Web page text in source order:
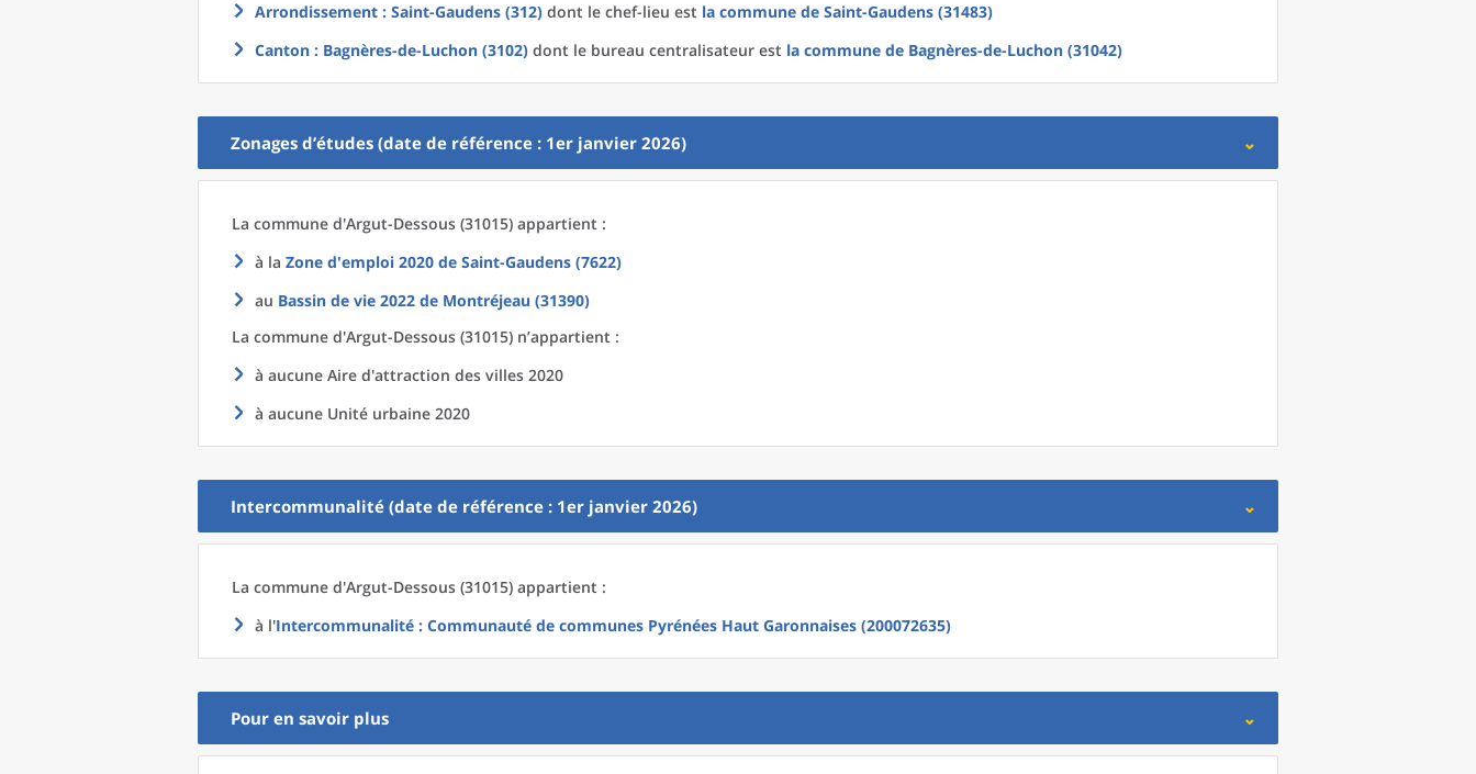
Arrondissement : Saint-Gaudens (312) dont le chef-lieu est la commune de Saint-Gaudens (31483)
Canton : Bagnères-de-Luchon (3102) dont le bureau centralisateur est la commune de Bagnères-de-Luchon (31042)
Zonages d’études (date de référence : 1er janvier 2026)
La commune d'Argut-Dessous (31015) appartient :
à la Zone d'emploi 2020 de Saint-Gaudens (7622)
au Bassin de vie 2022 de Montréjeau (31390)
La commune d'Argut-Dessous (31015) n’appartient :
à aucune Aire d'attraction des villes 2020
à aucune Unité urbaine 2020
Intercommunalité (date de référence : 1er janvier 2026)
La commune d'Argut-Dessous (31015) appartient :
à l'Intercommunalité : Communauté de communes Pyrénées Haut Garonnaises (200072635)
Pour en savoir plus